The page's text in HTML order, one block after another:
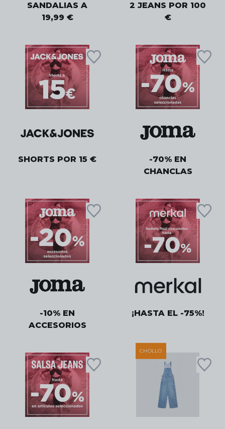
SANDALIAS A
19,99 €
2 JEANS POR 100
€
SHORTS POR 15 €
-70% EN
CHANCLAS
-10% EN
ACCESORIOS
¡HASTA EL -75%!
CHOLLO